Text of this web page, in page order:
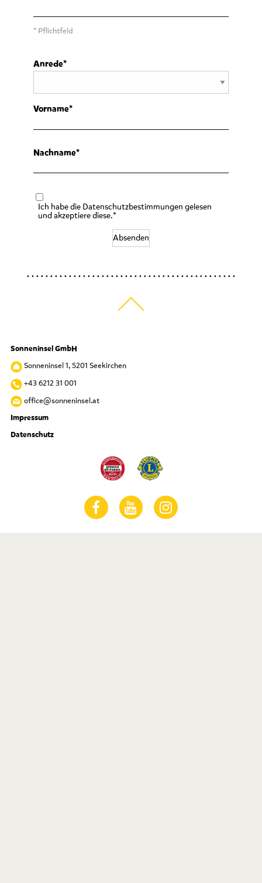
* Pflichtfeld
Anrede
Vorname
Nachname
Ich habe die Datenschutzbestimmungen gelesen
und akzeptiere diese.*
Absenden
Sonneninsel GmbH
Sonneninsel 1, 5201 Seekirchen
+43 6212 31 001
office@sonneninsel.at
Impressum
Datenschutz